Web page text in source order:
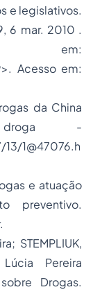
e legislativos.
6 mar. 2010 .
em:
>. Acesso em:
da China
-
13/1@47076.h
e atuação
preventivo.
STEMPLIUK,
Pereira
Drogas.